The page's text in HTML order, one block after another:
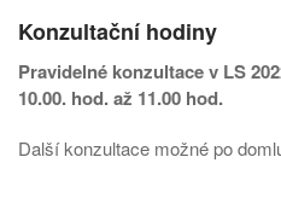
Konzultační hodiny
Pravidelné konzultace v LS
10.00. hod. až 11.00 hod.
Další konzultace možné po